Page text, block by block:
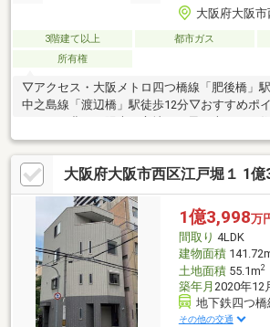
大阪府大阪市
3階建て以上 都市ガス
所有権
▽アクセス・大阪メトロ四つ橋線「肥後橋」
中之島線「渡辺橋」駅徒歩12分▽おすすめポ
ライバシー性を兼ね備えた2階リビングを採用
ーを備え、将来を見据えた快適な住環境・3階
シャワー室を備え、多彩なライフスタイルに
のゆとりある設計で、ゆったりとした暮らし
インスペクション、設備点検、ハウスクリー
見学予約「ご内覧予約」は →【資料請求す
おります
大阪府大阪市西区江戸堀１ 1
1億3,998万
間取り 4LDK
建物面積
土地面積55.1m2
築年月 2020年12
地下鉄四つ橋
その他の交通